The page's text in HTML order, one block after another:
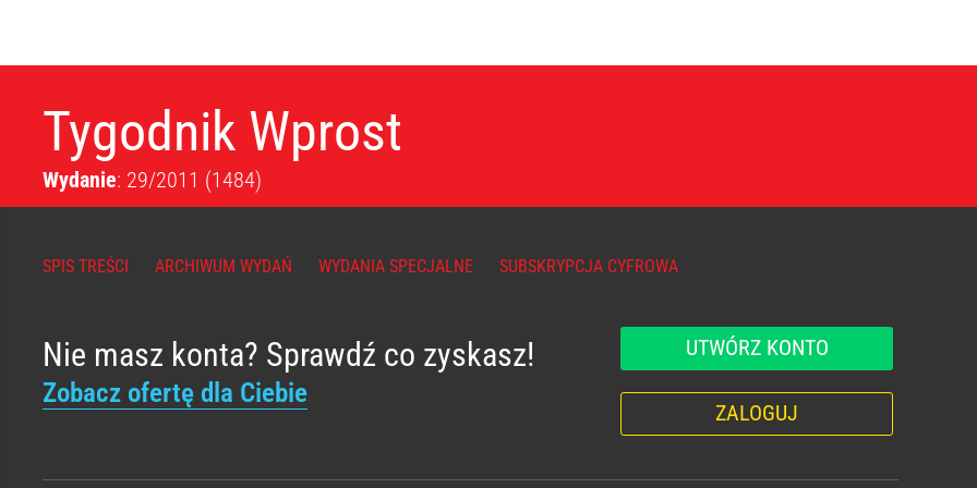
Tygodnik Wprost
Wydanie: 29/2011 (1484)
SPIS TREŚCI ARCHIWUM WYDAŃ WYDANIA SPECJALNE SUBSKRYPCJA CYFROWA
Nie masz konta? Sprawdź co zyskasz!
Zobacz ofertę dla Ciebie
UTWÓRZ KONTO
ZALOGUJ